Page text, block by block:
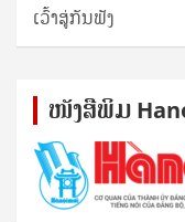
ເວົ້າສູ່ກັນຟັງ
ໜັງ​ສື​ພິມ